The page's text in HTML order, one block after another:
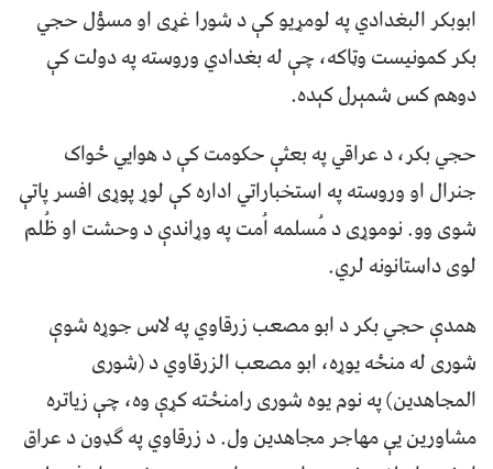
ابوبکر البغدادي په لومړیو کې د شورا غړی او مسؤل حجي
بکر کمونیست وټاکه، چې له بغدادي وروسته په دولت کې
دوهم کس شمېرل کېده.
حجي بکر، د عراقي په بعثې حکومت کې د هوایي ځواک
جنرال او وروسته په استخباراتي اداره کې لوړ پوړی افسر پاتې
شوی وو. نوموړی د مُسلمه اُمت په وړاندې د وحشت او ظُلم
لوی داستانونه لري.
همدې حجي بکر د ابو مصعب زرقاوي په لاس جوړه شوې
شوری له منځه یوړه، ابو مصعب الزرقاوي د (شوری
المجاهدین) په نوم یوه شوری رامنځته کړې وه، چې زیاتره
مشاورین یې مهاجر مجاهدین ول. د زرقاوي په ګډون د عراق